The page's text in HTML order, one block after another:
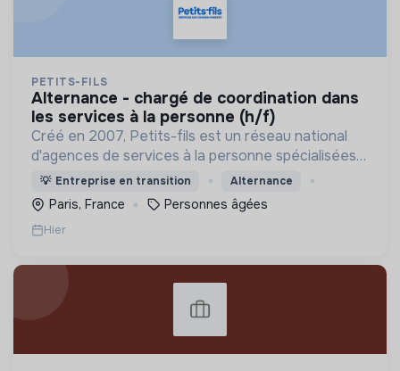
PETITS-FILS
alternance - chargé de coordination dans
les services à la personne (h/f)
Créé en 2007, Petits-fils est un réseau national
d'agences de services à la personne spécialisées
dans l'aide à domicile pour les personnes âgées.
💡 Entreprise en transition Alternance
Paris, France Personnes âgées
Hier